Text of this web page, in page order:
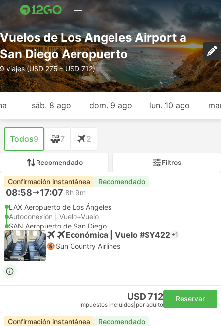
Vuelos de Los Angeles Airport a
San Diego Aeropuerto
9 viajes (USD 275 – USD 712)
sáb. 8 ago dom. 9 ago lun. 10 ago
Todos9 7 2
Recomendado Filtros
Confirmación instantánea Recomendado
08:58 17:07 8h 9m
LAX Aeropuerto de Los Ángeles
Autoconexión | Vuelo+Vuelo
SAN Aeropuerto de San Diego
Económica | Vuelo #SY422 +1
Sun Country Airlines
USD 712
Impuestos incluidos por adulto
Reservar
Confirmación instantánea Recomendado